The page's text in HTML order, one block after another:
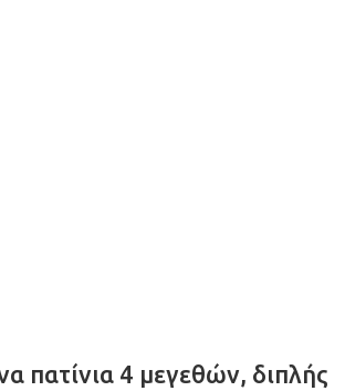
πατίνια 4 μεγεθών, διπλής